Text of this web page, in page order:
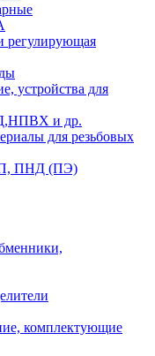
регулирующая
устройства для
и др.
для резьбовых
ПНД (ПЭ)
комплектующие